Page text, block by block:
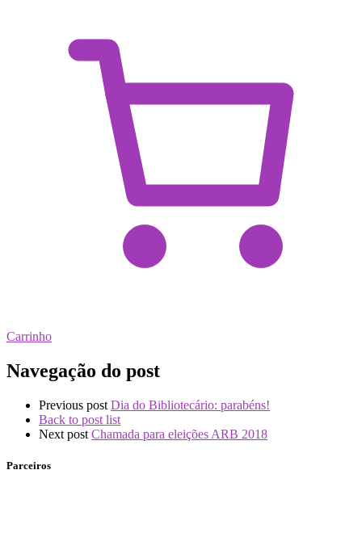
Carrinho
Navegação do post
Previous post Dia do Bibliotecário: parabéns!
Back to post list
Next post Chamada para eleições ARB 2018
Parceiros